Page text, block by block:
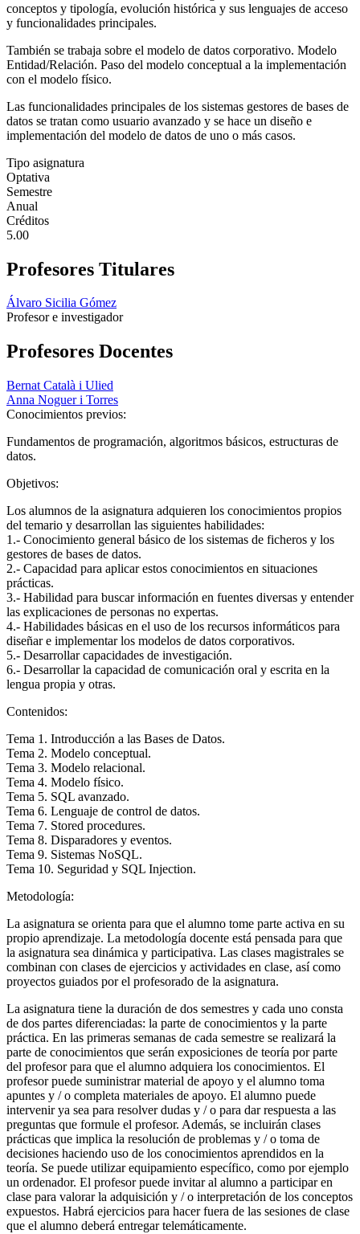
conceptos y tipología, evolución histórica y sus lenguajes de acceso
y funcionalidades principales.
También se trabaja sobre el modelo de datos corporativo. Modelo
Entidad/Relación. Paso del modelo conceptual a la implementación
con el modelo físico.
Las funcionalidades principales de los sistemas gestores de bases de
datos se tratan como usuario avanzado y se hace un diseño e
implementación del modelo de datos de uno o más casos.
Tipo asignatura
Optativa
Semestre
Anual
Créditos
5.00
Profesores Titulares
Álvaro Sicilia Gómez
Profesor e investigador
Profesores Docentes
Bernat Català i Ulied
Anna Noguer i Torres
Conocimientos previos:
Fundamentos de programación, algoritmos básicos, estructuras de
datos.
Objetivos:
Los alumnos de la asignatura adquieren los conocimientos propios
del temario y desarrollan las siguientes habilidades:
1.- Conocimiento general básico de los sistemas de ficheros y los
gestores de bases de datos.
2.- Capacidad para aplicar estos conocimientos en situaciones
prácticas.
3.- Habilidad para buscar información en fuentes diversas y entender
las explicaciones de personas no expertas.
4.- Habilidades básicas en el uso de los recursos informáticos para
diseñar e implementar los modelos de datos corporativos.
5.- Desarrollar capacidades de investigación.
6.- Desarrollar la capacidad de comunicación oral y escrita en la
lengua propia y otras.
Contenidos:
Tema 1. Introducción a las Bases de Datos.
Tema 2. Modelo conceptual.
Tema 3. Modelo relacional.
Tema 4. Modelo físico.
Tema 5. SQL avanzado.
Tema 6. Lenguaje de control de datos.
Tema 7. Stored procedures.
Tema 8. Disparadores y eventos.
Tema 9. Sistemas NoSQL.
Tema 10. Seguridad y SQL Injection.
Metodología:
La asignatura se orienta para que el alumno tome parte activa en su
propio aprendizaje. La metodología docente está pensada para que
la asignatura sea dinámica y participativa. Las clases magistrales se
combinan con clases de ejercicios y actividades en clase, así como
proyectos guiados por el profesorado de la asignatura.
La asignatura tiene la duración de dos semestres y cada uno consta
de dos partes diferenciadas: la parte de conocimientos y la parte
práctica. En las primeras semanas de cada semestre se realizará la
parte de conocimientos que serán exposiciones de teoría por parte
del profesor para que el alumno adquiera los conocimientos. El
profesor puede suministrar material de apoyo y el alumno toma
apuntes y / o completa materiales de apoyo. El alumno puede
intervenir ya sea para resolver dudas y / o para dar respuesta a las
preguntas que formule el profesor. Además, se incluirán clases
prácticas que implica la resolución de problemas y / o toma de
decisiones haciendo uso de los conocimientos aprendidos en la
teoría. Se puede utilizar equipamiento específico, como por ejemplo
un ordenador. El profesor puede invitar al alumno a participar en
clase para valorar la adquisición y / o interpretación de los conceptos
expuestos. Habrá ejercicios para hacer fuera de las sesiones de clase
que el alumno deberá entregar telemáticamente.